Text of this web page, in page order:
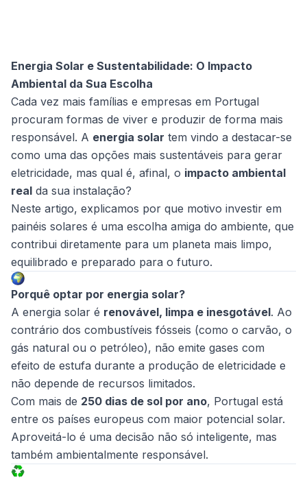
Energia Solar e Sustentabilidade: O Impacto
Ambiental da Sua Escolha
Cada vez mais famílias e empresas em Portugal
procuram formas de viver e produzir de forma mais
responsável. A energia solar tem vindo a destacar-se
como uma das opções mais sustentáveis para gerar
eletricidade, mas qual é, afinal, o impacto ambiental
real da sua instalação?
Neste artigo, explicamos por que motivo investir em
painéis solares é uma escolha amiga do ambiente, que
contribui diretamente para um planeta mais limpo,
equilibrado e preparado para o futuro.
Porquê optar por energia solar?
A energia solar é renovável, limpa e inesgotável. Ao
contrário dos combustíveis fósseis (como o carvão, o
gás natural ou o petróleo), não emite gases com
efeito de estufa durante a produção de eletricidade e
não depende de recursos limitados.
Com mais de 250 dias de sol por ano, Portugal está
entre os países europeus com maior potencial solar.
Aproveitá-lo é uma decisão não só inteligente, mas
também ambientalmente responsável.